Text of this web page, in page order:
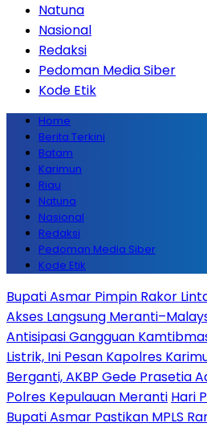
Natuna
Nasional
Redaksi
Pedoman Media Siber
Kode Etik
Home
Berita Terkini
Batam
Karimun
Riau
Natuna
Nasional
Redaksi
Pedoman Media Siber
Kode Etik
Bupati Asmar Pimpin Rakor
Akses Langsung
Antisipasi Gangguan
Listrik, Ini Pesan Kapolres
Berganti, AKBP Gede Prasetia
Polres Kepulauan Meranti Hari
Bupati Asmar Pastikan MPLS